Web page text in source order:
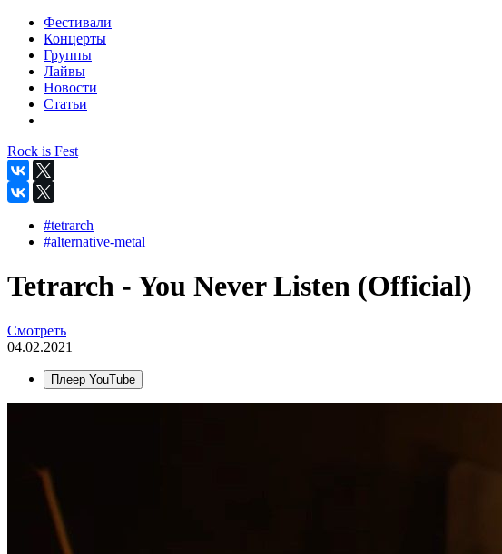
Фестивали
Концерты
Группы
Лайвы
Новости
Статьи
Rock is Fest
#tetrarch
#alternative-metal
Tetrarch - You Never Listen (Official)
Смотреть
04.02.2021
Плеер YouTube